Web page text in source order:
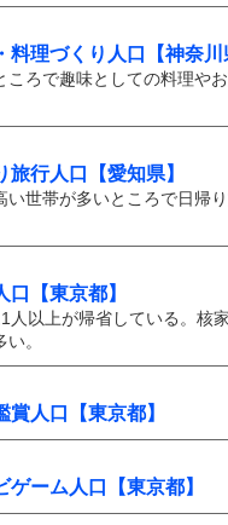
料理づくり人口【神奈川
ころで趣味としての料理や
行人口【愛知県】
い世帯が多いところで日帰
【東京都】
人以上が帰省している。核
。
人口【東京都】
ゲーム人口【東京都】